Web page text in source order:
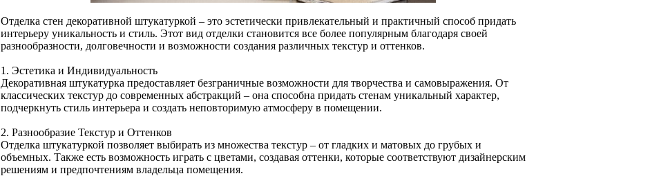
Отделка стен декоративной штукатуркой – это эстетически привлекательный и практичный способ придать
интерьеру уникальность и стиль. Этот вид отделки становится все более популярным благодаря своей
разнообразности, долговечности и возможности создания различных текстур и оттенков.
1. Эстетика и Индивидуальность
Декоративная штукатурка предоставляет безграничные возможности для творчества и самовыражения. От
классических текстур до современных абстракций – она способна придать стенам уникальный характер,
подчеркнуть стиль интерьера и создать неповторимую атмосферу в помещении.
2. Разнообразие Текстур и Оттенков
Отделка штукатуркой позволяет выбирать из множества текстур – от гладких и матовых до грубых и
объемных. Также есть возможность играть с цветами, создавая оттенки, которые соответствуют дизайнерским
решениям и предпочтениям владельца помещения.